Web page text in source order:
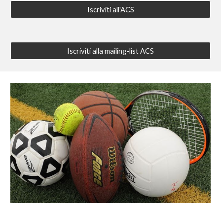
Iscriviti all'ACS
Iscriviti alla mailing-list ACS